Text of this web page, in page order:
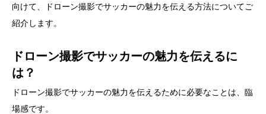
向けて、ドローン撮影でサッカーの魅力を伝える方法についてご
紹介します。
ドローン撮影でサッカーの魅力を伝えるに
は？
ドローン撮影でサッカーの魅力を伝えるために必要なことは、臨
場感です。